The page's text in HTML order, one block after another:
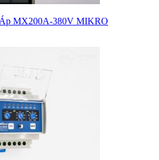
MX200A-380V MIKRO